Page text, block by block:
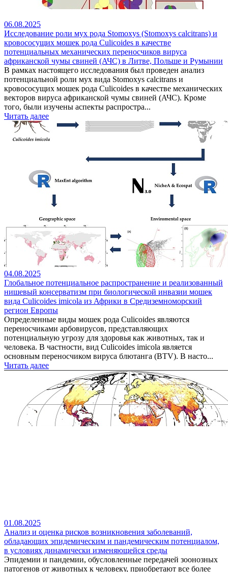
06.08.2025
Исследование роли мух рода Stomoxys (Stomoxys calcitrans) и
кровососущих мошек рода Culicoides в качестве
потенциальных механических переносчиков вируса
африканской чумы свиней (АЧС) в Литве, Польше и Румынии
В рамках настоящего исследования был проведен анализ
потенциальной роли мух вида Stomoxys calcitrans и
кровососущих мошек рода Culicoides в качестве механических
векторов вируса африканской чумы свиней (АЧС). Кроме
того, были изучены аспекты распростра...
Читать далее
04.08.2025
Глобальное потенциальное распространение и реализованный
нишевый консерватизм при биологической инвазии мошек
вида Culicoides imicola из Африки в Средиземноморский
регион Европы
Определенные виды мошек рода Culicoides являются
переносчиками арбовирусов, представляющих
потенциальную угрозу для здоровья как животных, так и
человека. В частности, вид Culicoides imicola является
основным переносчиком вируса блютанга (BTV). В насто...
Читать далее
01.08.2025
Анализ и оценка рисков возникновения заболеваний,
обладающих эпидемическим и пандемическим потенциалом,
в условиях динамически изменяющейся среды
Эпидемии и пандемии, обусловленные передачей зоонозных
патогенов от животных к человеку, приобретают все более